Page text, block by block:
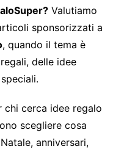
Valutiamo
sponsorizzati a
, quando il tema è
delle idee
chi cerca idee regalo
scegliere cosa
anniversari,